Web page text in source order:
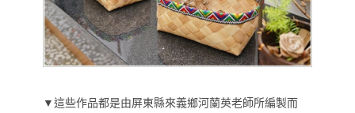
▼這些作品都是由屏東縣來義鄉河蘭英老師所編製而